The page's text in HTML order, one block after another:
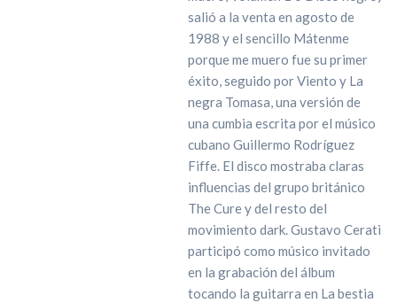
salió a la venta en agosto de
1988 y el sencillo Mátenme
porque me muero fue su primer
éxito, seguido por Viento y La
negra Tomasa, una versión de
una cumbia escrita por el músico
cubano Guillermo Rodríguez
Fiffe. El disco mostraba claras
influencias del grupo británico
The Cure y del resto del
movimiento dark. Gustavo Cerati
participó como músico invitado
en la grabación del álbum
tocando la guitarra en La bestia